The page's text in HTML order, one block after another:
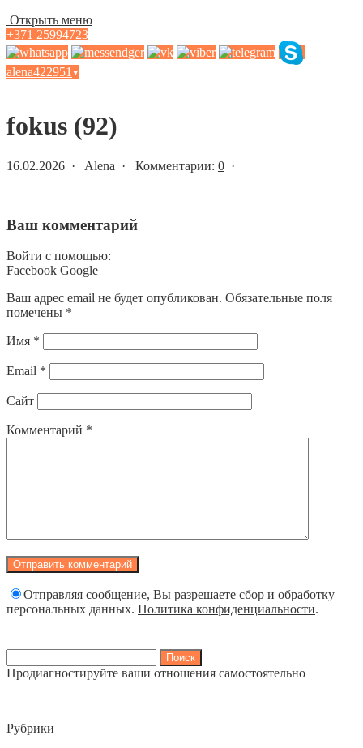
Открыть меню
+371 25994723
alena422951 ▾
fokus (92)
16.02.2026 · Alena · Комментарии: 0 ·
Ваш комментарий
Войти с помощью:
Facebook Google
Ваш адрес email не будет опубликован. Обязательные поля
помечены *
Имя *
Email *
Сайт
Комментарий *
Отправляя сообщение, Вы разрешаете сбор и обработку
персональных данных. Политика конфиденциальности.
Продиагностируйте ваши отношения самостоятельно
Рубрики